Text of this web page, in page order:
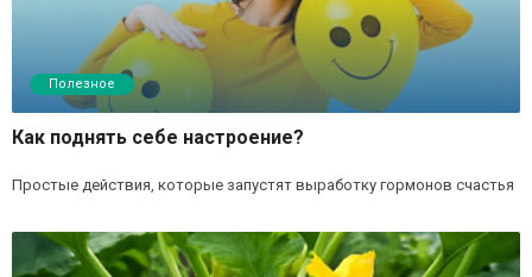
Полезное
Как поднять себе настроение?
Простые действия, которые запустят выработку гормонов счастья